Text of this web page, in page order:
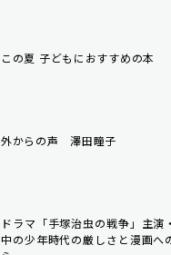
この夏 子どもにおすすめの本
外からの声 澤田瞳子
ドラマ「手塚治虫の戦争」主
中の少年時代の厳しさと漫画へ